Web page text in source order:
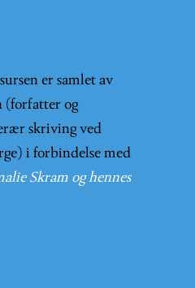
er samlet av
(forfatter og
skriving ved
i forbindelse med
Skram og hennes